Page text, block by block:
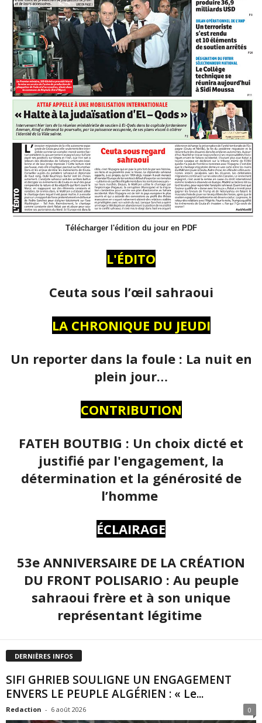
Télécharger l'édition du jour en PDF
L'ÉDITO
Ceuta sous l’œil sahraoui
LA CHRONIQUE DU JEUDI
Un reporter dans la foule : La nuit en
plein jour…
CONTRIBUTION
FATEH BOUTBIG : Un choix dicté et
justifié par l'engagement, la
détermination et la générosité de
l’homme
ÉCLAIRAGE
53e ANNIVERSAIRE DE LA CRÉATION
DU FRONT POLISARIO : Au peuple
sahraoui frère et à son unique
représentant légitime
DERNIÈRES INFOS
SIFI GHRIEB SOULIGNE UN ENGAGEMENT
ENVERS LE PEUPLE ALGÉRIEN : « Le...
Redaction - 6 août 2026 0